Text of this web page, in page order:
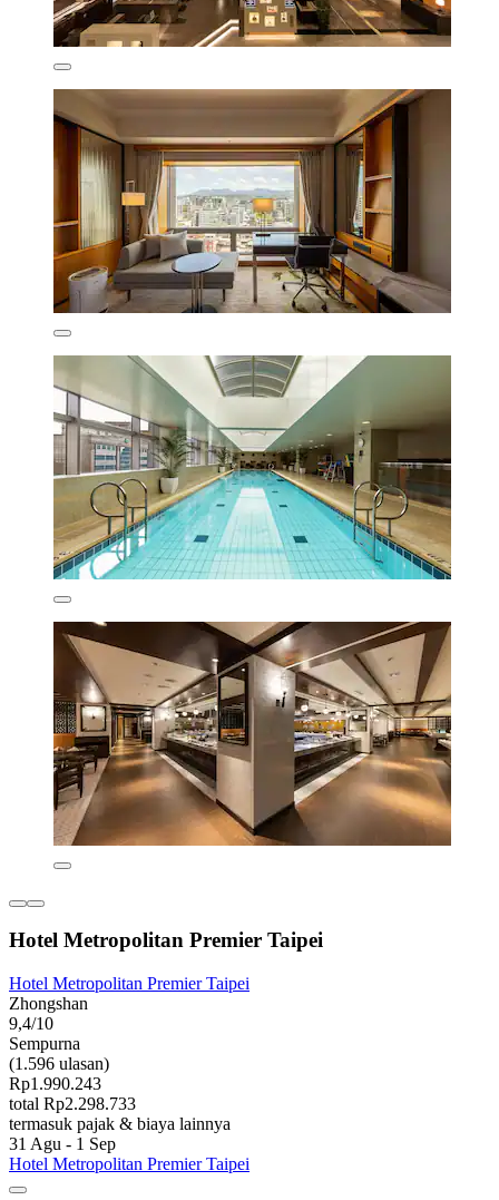
Hotel Metropolitan Premier Taipei
Hotel Metropolitan Premier Taipei
Zhongshan
9,4/10
Sempurna
(1.596 ulasan)
Rp1.990.243
total Rp2.298.733
termasuk pajak & biaya lainnya
31 Agu - 1 Sep
Hotel Metropolitan Premier Taipei